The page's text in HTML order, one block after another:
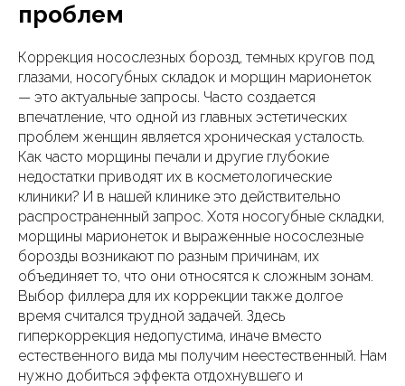
проблем
Коррекция носослезных борозд, темных кругов под
глазами, носогубных складок и морщин марионеток
— это актуальные запросы. Часто создается
впечатление, что одной из главных эстетических
проблем женщин является хроническая усталость.
Как часто морщины печали и другие глубокие
недостатки приводят их в косметологические
клиники? И в нашей клинике это действительно
распространенный запрос. Хотя носогубные складки,
морщины марионеток и выраженные носослезные
борозды возникают по разным причинам, их
объединяет то, что они относятся к сложным зонам.
Выбор филлера для их коррекции также долгое
время считался трудной задачей. Здесь
гиперкоррекция недопустима, иначе вместо
естественного вида мы получим неестественный. Нам
нужно добиться эффекта отдохнувшего и